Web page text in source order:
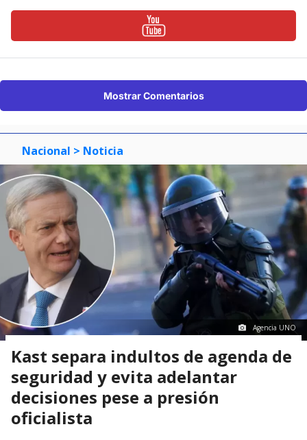
Mostrar Comentarios
Nacional > Noticia
Agencia UNO
Kast separa indultos de agenda de
seguridad y evita adelantar
decisiones pese a presión
oficialista